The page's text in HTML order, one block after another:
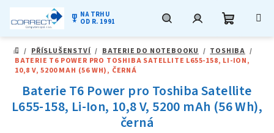
obsah
military_tech NA TRHU
OD R. 1991
DOMŮ
/ PŘÍSLUŠENSTVÍ / BATERIE DO NOTEBOOKU / TOSHIBA /
BATERIE T6 POWER PRO TOSHIBA SATELLITE L655-158, LI-ION,
10,8 V, 5200 MAH (56 WH), ČERNÁ
Baterie T6 Power pro Toshiba Satellite
L655-158, Li-Ion, 10,8 V, 5200 mAh (56 Wh),
černá